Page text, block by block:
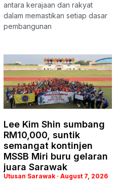
antara kerajaan dan rakyat
dalam memastikan setiap dasar
pembangunan
Lee Kim Shin sumbang
RM10,000, suntik
semangat kontinjen
MSSB Miri buru gelaran
juara Sarawak
Utusan Sarawak August 7, 2026